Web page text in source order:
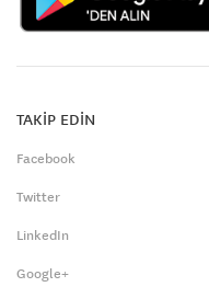
TAKİP EDİN
Facebook
Twitter
LinkedIn
Google+